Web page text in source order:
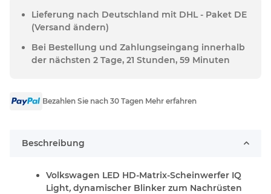
Lieferung nach Deutschland mit DHL - Paket DE
(Versand ändern)
Bei Bestellung und Zahlungseingang innerhalb
der nächsten 2 Tage, 21 Stunden, 59 Minuten
Bezahlen Sie nach 30 Tagen Mehr erfahren
Beschreibung
Volkswagen LED HD-Matrix-Scheinwerfer IQ
Light, dynamischer Blinker zum Nachrüsten